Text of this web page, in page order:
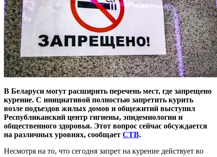
В Беларуси могут расширить перечень мест, где запрещено
курение. С инициативой полностью запретить курить
возле подъездов жилых домов и общежитий выступил
Республиканский центр гигиены, эпидемиологии и
общественного здоровья. Этот вопрос сейчас обсуждается
на различных уровнях, сообщает СТВ.
Несмотря на то, что сегодня запрет на курение действует во